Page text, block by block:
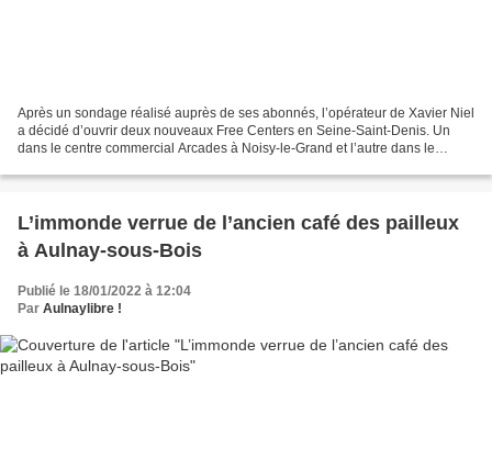
Après un sondage réalisé auprès de ses abonnés, l’opérateur de Xavier Niel
a décidé d’ouvrir deux nouveaux Free Centers en Seine-Saint-Denis. Un
dans le centre commercial Arcades à Noisy-le-Grand et l’autre dans le
L’immonde verrue de l’ancien café des pailleux
à Aulnay-sous-Bois
Publié le 18/01/2022 à 12:04
Par Aulnaylibre !